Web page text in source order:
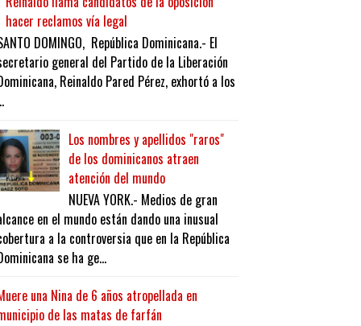
hacer reclamos vía legal
DOMINGO, República Dominicana.- El
general del Partido de la Liberación
Reinaldo Pared Pérez, exhortó a los
Los nombres y apellidos "raros"
de los dominicanos atraen
atención del mundo
NUEVA YORK.- Medios de gran
en el mundo están dando una inusual
a la controversia que en la República
se ha ge...
una Nina de 6 años atropellada en
de las matas de farfán